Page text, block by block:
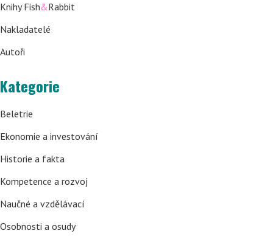
Knihy Fish&Rabbit
Nakladatelé
Autoři
Kategorie
Beletrie
Ekonomie a investování
Historie a fakta
Kompetence a rozvoj
Naučné a vzdělávací
Osobnosti a osudy